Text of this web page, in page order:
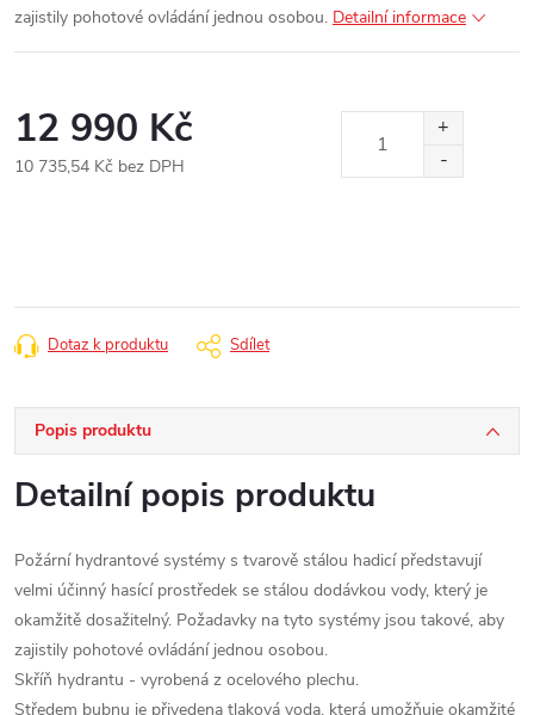
zajistily pohotové ovládání jednou osobou. Detailní informace
12 990 Kč
10 735,54 Kč bez DPH
Dotaz k produktu Sdílet
Popis produktu
Detailní popis produktu
Požární hydrantové systémy s tvarově stálou hadicí představují
velmi účinný hasící prostředek se stálou dodávkou vody, který je
okamžitě dosažitelný. Požadavky na tyto systémy jsou takové, aby
zajistily pohotové ovládání jednou osobou.
Skříň hydrantu - vyrobená z ocelového plechu.
Středem bubnu je přivedena tlaková voda, která umožňuje okamžité